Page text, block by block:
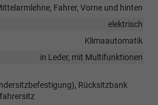
Fahrer, Vorne und hinten
elektrisch
Klimaautomatik
in Leder, mit Multifunktionen
Rücksitzbank